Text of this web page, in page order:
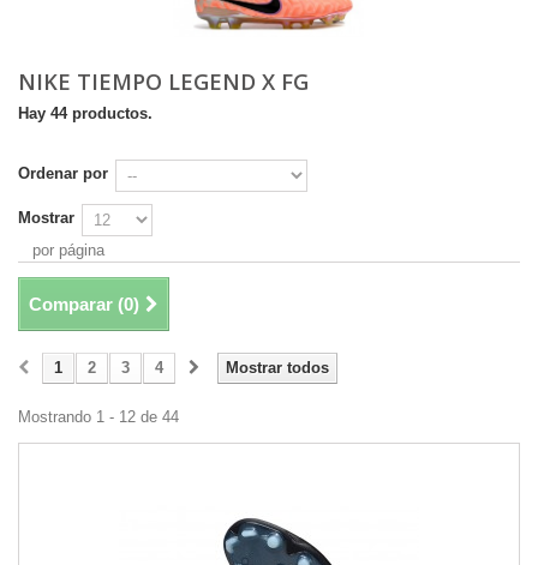
NIKE TIEMPO LEGEND X FG
Hay 44 productos.
Ordenar por
Mostrar
por página
Comparar (0)
Mostrar todos
1 2 3 4
Mostrando 1 - 12 de 44